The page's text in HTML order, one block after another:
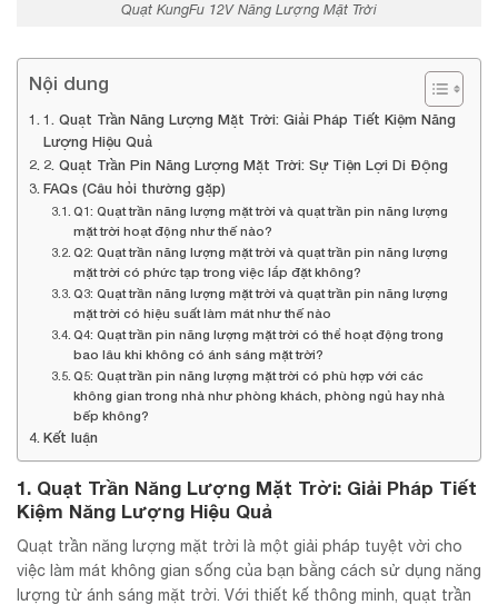
Quạt KungFu 12V Năng Lượng Mặt Trời
Nội dung
1. Quạt Trần Năng Lượng Mặt Trời: Giải Pháp Tiết Kiệm Năng
Lượng Hiệu Quả
2. Quạt Trần Pin Năng Lượng Mặt Trời: Sự Tiện Lợi Di Động
FAQs (Câu hỏi thường gặp)
Q1: Quạt trần năng lượng mặt trời và quạt trần pin năng lượng
mặt trời hoạt động như thế nào?
Q2: Quạt trần năng lượng mặt trời và quạt trần pin năng lượng
mặt trời có phức tạp trong việc lắp đặt không?
Q3: Quạt trần năng lượng mặt trời và quạt trần pin năng lượng
mặt trời có hiệu suất làm mát như thế nào
Q4: Quạt trần pin năng lượng mặt trời có thể hoạt động trong
bao lâu khi không có ánh sáng mặt trời?
Q5: Quạt trần pin năng lượng mặt trời có phù hợp với các
không gian trong nhà như phòng khách, phòng ngủ hay nhà
bếp không?
Kết luận
1. Quạt Trần Năng Lượng Mặt Trời: Giải Pháp Tiết
Kiệm Năng Lượng Hiệu Quả
Quạt trần năng lượng mặt trời là một giải pháp tuyệt vời cho
việc làm mát không gian sống của bạn bằng cách sử dụng năng
lượng từ ánh sáng mặt trời. Với thiết kế thông minh, quạt trần